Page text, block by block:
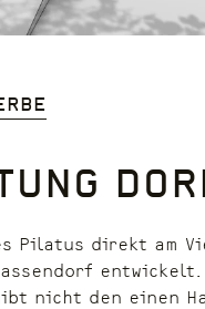
Pilatus direkt am
nicht den einen